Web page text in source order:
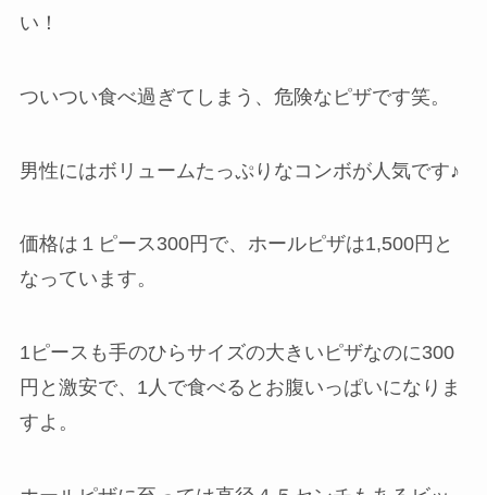
い！
ついつい食べ過ぎてしまう、危険なピザです笑。
男性にはボリュームたっぷりなコンボが人気です♪
価格は１ピース300円で、ホールピザは1,500円と
なっています。
1ピースも手のひらサイズの大きいピザなのに300
円と激安で、1人で食べるとお腹いっぱいになりま
すよ。